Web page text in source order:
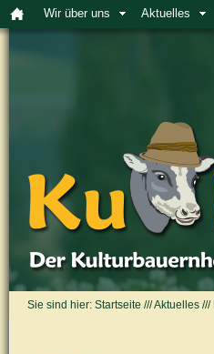
Wir über uns Aktuelles
Sie sind hier: Startseite ///Aktuelles ///